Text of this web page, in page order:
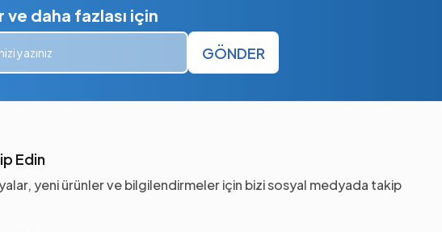
ve daha fazlası için
GÖNDER
Edin
yeni ürünler ve bilgilendirmeler için bizi sosyal medyada takip